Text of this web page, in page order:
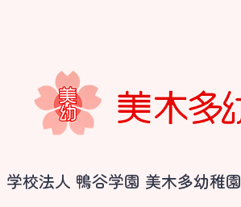
学校法人 鴨谷学園 美木多幼稚園